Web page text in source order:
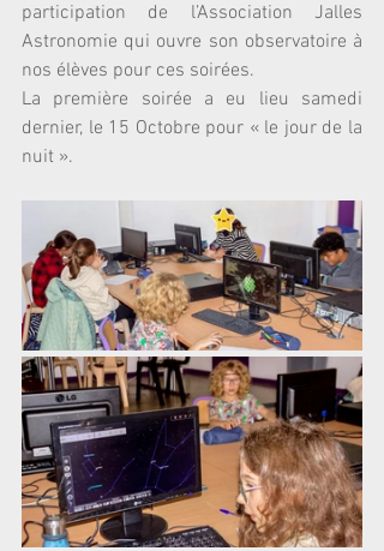
participation de l’Association Jalles
Astronomie qui ouvre son observatoire à
nos élèves pour ces soirées.
La première soirée a eu lieu samedi
dernier, le 15 Octobre pour « le jour de la
nuit ».